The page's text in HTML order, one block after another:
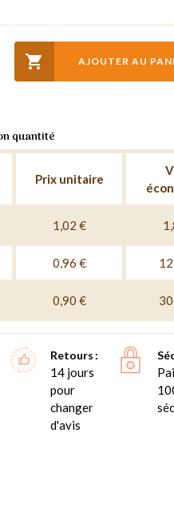
 AJOUTER AU
quantité
Prix unitaire
1,02 €
0,96 €
0,90 €
Retours
14 jours
pour
changer
d'avis